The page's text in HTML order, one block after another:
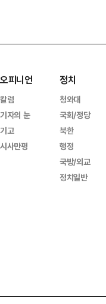
오피니언
칼럼
기자의 눈
기고
시사만평
정치
청와대
국회/정당
북한
행정
국방/외교
정치일반